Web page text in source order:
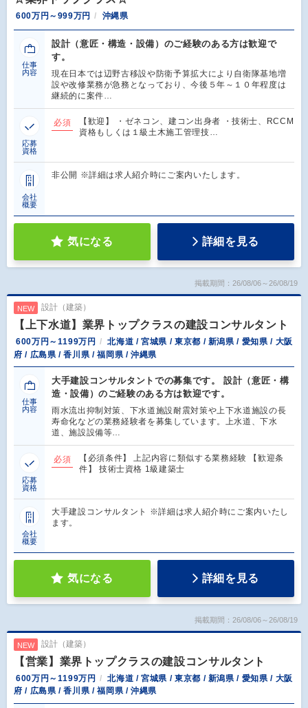
600万円～999万円 沖縄県
仕事
内容
設計（意匠・構造・設備）のご経験のある方は歓迎で
す。
現在日本では辺野古移設や防衛予算拡大により自衛隊基地増
設や改修業務が急務となっており、今後５年～１０年程度は
継続的に案件…
応募
資格
必須
【歓迎】 ・ゼネコン、建コン出身者 ・技術士、RCCM
資格もしくは１級土木施工管理技…
会社
概要
非公開 ※詳細は求人紹介時にご案内いたします。
気になる 詳細を見る
掲載期間：26/08/06～26/08/19
NEW 設計（建築）
【上下水道】業界トップクラスの建設コンサルタント
600万円～1199万円
北海道 / 宮城県 / 東京都 / 新潟県 / 愛知県 / 大阪
府 / 広島県 / 香川県 / 福岡県 / 沖縄県
仕事
内容
大手建設コンサルタントでの募集です。 設計（意匠・構
造・設備）のご経験のある方は歓迎です。
雨水流出抑制対策、下水道施設耐震対策や上下水道施設の長
寿命化などの業務経験者を募集しています。上水道、下水
道、施設設備等…
応募
資格
必須
【必須条件】 上記内容に類似する業務経験 【歓迎条
件】 技術士資格 1級建築士
会社
概要
大手建設コンサルタント ※詳細は求人紹介時にご案内いたし
ます。
気になる 詳細を見る
掲載期間：26/08/06～26/08/19
NEW 設計（建築）
【営業】業界トップクラスの建設コンサルタント
600万円～1199万円
北海道 / 宮城県 / 東京都 / 新潟県 / 愛知県 / 大阪
府 / 広島県 / 香川県 / 福岡県 / 沖縄県